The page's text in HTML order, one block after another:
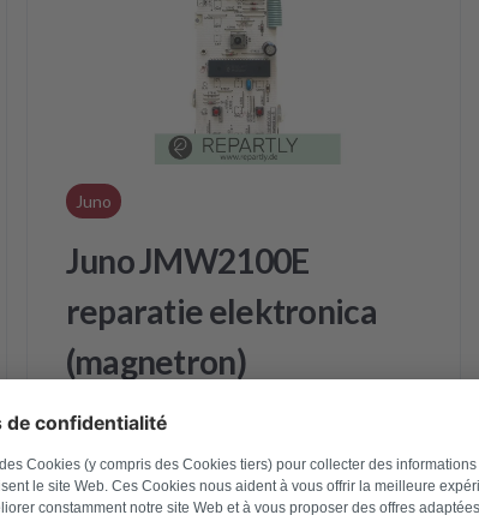
Juno
Juno JMW2100E
reparatie elektronica
(magnetron)